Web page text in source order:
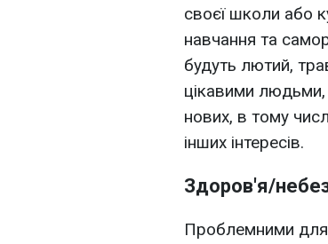
своєї школи або
навчання та
будуть лютий,
цікавими людьми,
нових, в тому
інших інтересів.
Здоров'я/
Проблемними для